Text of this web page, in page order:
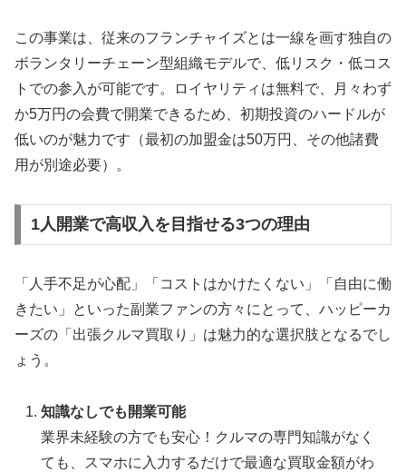
この事業は、従来のフランチャイズとは一線を画す独自の
ボランタリーチェーン型組織モデルで、低リスク・低コス
トでの参入が可能です。ロイヤリティは無料で、月々わず
か5万円の会費で開業できるため、初期投資のハードルが
低いのが魅力です（最初の加盟金は50万円、その他諸費
用が別途必要）。
1人開業で高収入を目指せる3つの理由
「人手不足が心配」「コストはかけたくない」「自由に働
きたい」といった副業ファンの方々にとって、ハッピーカ
ーズの「出張クルマ買取り」は魅力的な選択肢となるでし
ょう。
知識なしでも開業可能
業界未経験の方でも安心！クルマの専門知識がなく
ても、スマホに入力するだけで最適な買取金額がわ